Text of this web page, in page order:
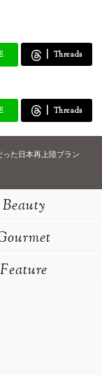
Threads
Threads
た日本再上陸ブラン
Beauty
Feature